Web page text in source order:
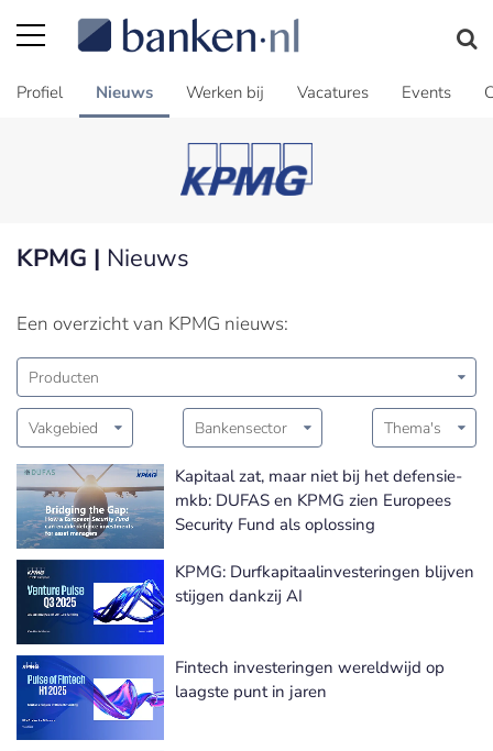
Profiel Nieuws Werken bij Vacatures Events
KPMG | Nieuws
Een overzicht van KPMG nieuws:
Producten
Vakgebied Bankensector Thema's
Kapitaal zat, maar niet bij het defensie-
mkb: DUFAS en KPMG zien Europees
Security Fund als oplossing
KPMG: Durfkapitaalinvesteringen blijven
stijgen dankzij AI
Fintech investeringen wereldwijd op
laagste punt in jaren